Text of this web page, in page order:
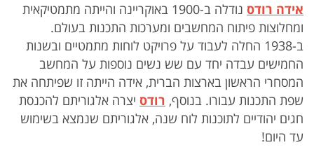
אידה רודס
נודלה ב-1900 באוקריינה והייתה מתמטיקאית
ומחלוצות פיתוח המחשבים ומערכות התכנות בעולם.
ב-1938 החלה לעבוד על פרויקט לוחות מתמטיים ובשנות
החמישים עבדה יחד עם שש נשים נוספות על המחשב
המסחרי הראשון בארצות הברית, אידה הייתה זו שפיתחה את
שפת התכנות עבורו. בנוסף, רודס יצרה אלגוריתם להכנסת
חגים יהודיים לתוכנות לוח שנה, אלגוריתם שנמצא בשימוש
עד היום!